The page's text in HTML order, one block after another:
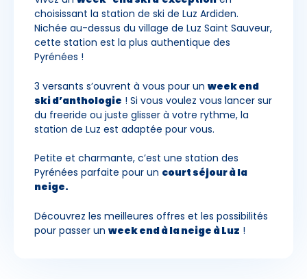
choisissant la station de ski de Luz Ardiden.
Nichée au-dessus du village de Luz Saint Sauveur,
cette station est la plus authentique des
Pyrénées !
3 versants s’ouvrent à vous pour un week end
ski d’anthologie ! Si vous voulez vous lancer sur
du freeride ou juste glisser à votre rythme, la
station de Luz est adaptée pour vous.
Petite et charmante, c’est une station des
Pyrénées parfaite pour un court séjour à la
neige.
Découvrez les meilleures offres et les possibilités
pour passer un week end à la neige à Luz !